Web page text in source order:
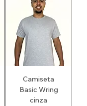
Camiseta
Basic Wring
cinza